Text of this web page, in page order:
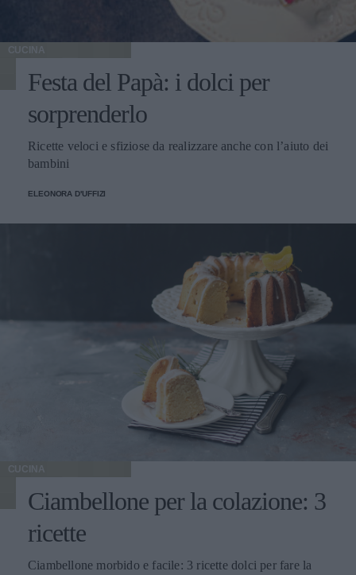
CUCINA
Festa del Papà: i dolci per
sorprenderlo
Ricette veloci e sfiziose da realizzare anche con l’aiuto dei
bambini
ELEONORA D'UFFIZI
CUCINA
Ciambellone per la colazione: 3
ricette
Ciambellone morbido e facile: 3 ricette dolci per fare la